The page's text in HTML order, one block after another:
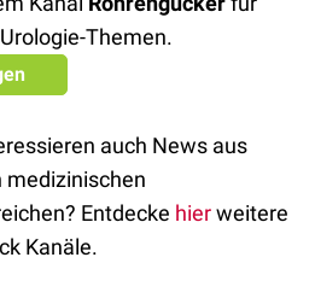
Themen.
auch News aus
medizinischen
Entdecke hierweitere
Kanäle.